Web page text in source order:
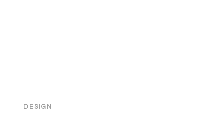
DESIGN